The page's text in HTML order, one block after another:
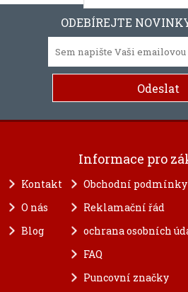
ODEBÍREJTE
Informace pro
Kontakt
O nás
Blog
Obchodní podmínky
Reklamační řád
ochrana osobních
FAQ
Puncovní značky